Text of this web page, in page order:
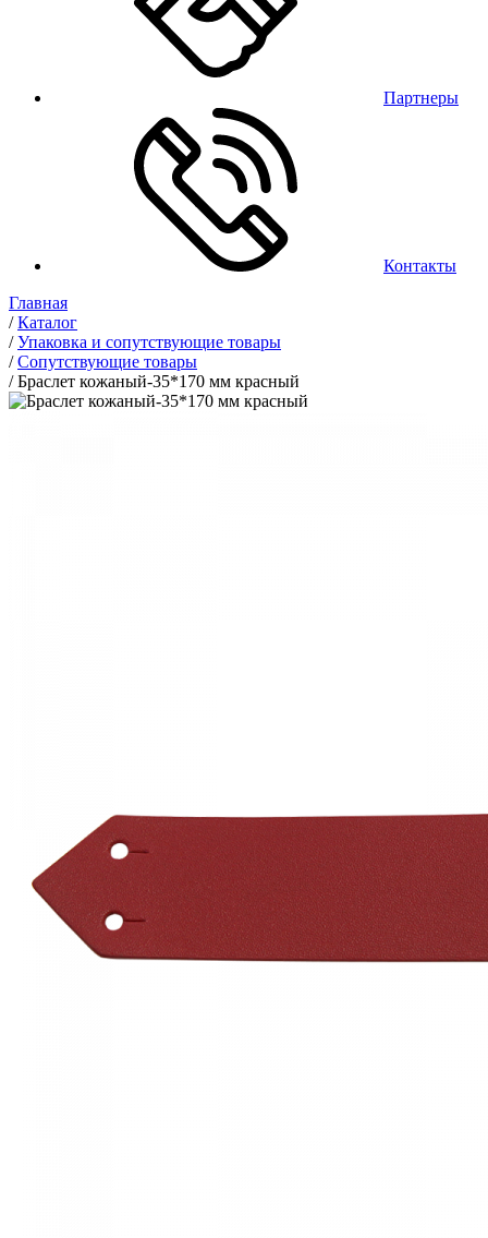
Партнеры
Контакты
Главная
/Каталог
/Упаковка и сопутствующие товары
/Сопутствующие товары
/Браслет кожаный-35*170 мм красный